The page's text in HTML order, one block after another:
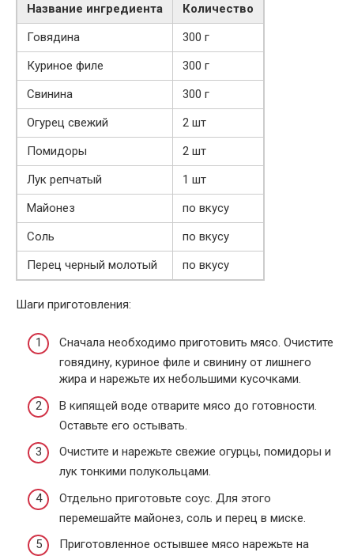
Название ингредиента
Количество
Говядина
300 г
Куриное филе
300 г
Свинина
300 г
Огурец свежий
2 шт
Помидоры
2 шт
Лук репчатый
1 шт
Майонез
по вкусу
Соль
по вкусу
Перец черный молотый
по вкусу
Шаги приготовления:
Сначала необходимо приготовить мясо. Очистите
говядину, куриное филе и свинину от лишнего
жира и нарежьте их небольшими кусочками.
В кипящей воде отварите мясо до готовности.
Оставьте его остывать.
Очистите и нарежьте свежие огурцы, помидоры и
лук тонкими полукольцами.
Отдельно приготовьте соус. Для этого
перемешайте майонез, соль и перец в миске.
Приготовленное остывшее мясо нарежьте на